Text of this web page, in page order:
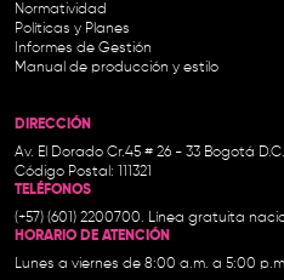
Normatividad
Políticas y Planes
Informes de Gestión
Manual de producción y estilo
DIRECCIÓN
Av. El Dorado Cr.45 # 26 - 33 Bogotá
Código Postal: 111321
TELÉFONOS
(+57) (601) 2200700. Línea gratuita
HORARIO DE ATENCIÓN
Lunes a viernes de 8:00 a.m. a 5:00